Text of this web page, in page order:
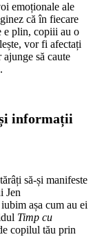
emoționale ale
că în fiecare
e plin, copiii au o
vor fi afectați
să caute
informații
să-și manifeste
Jen
așa cum au ei
Timp cu
copilul tău prin